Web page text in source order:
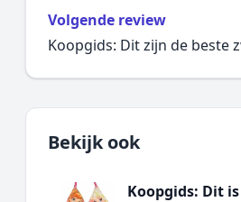
Volgende review
Koopgids: Dit zijn de beste
Bekijk ook
Koopgids: Dit